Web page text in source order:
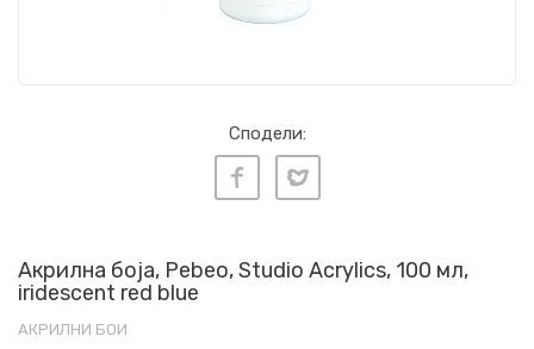
Сподели:
Акрилна боја, Pebeo, Studio Acrylics, 100 мл,
iridescent red blue
АКРИЛНИ БОИ